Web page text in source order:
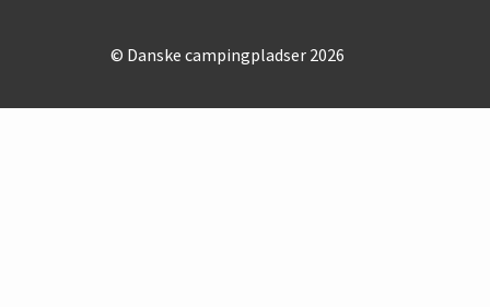
© Danske campingpladser 2026